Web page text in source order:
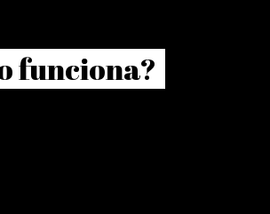
funciona?